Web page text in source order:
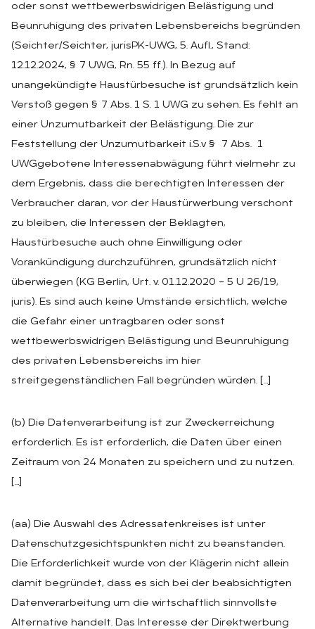
oder sonst wettbewerbswidrigen Belästigung und
Beunruhigung des privaten Lebensbereichs begründen
(Seichter/Seichter, jurisPK-UWG, 5. Aufl., Stand:
12.12.2024, § 7 UWG, Rn. 55 ff.). In Bezug auf
unangekündigte Haustürbesuche ist grundsätzlich kein
Verstoß gegen § 7 Abs. 1 S. 1 UWG zu sehen. Es fehlt an
einer Unzumutbarkeit der Belästigung. Die zur
Feststellung der Unzumutbarkeit i.S.v § 7 Abs. 1
UWGgebotene Interessenabwägung führt vielmehr zu
dem Ergebnis, dass die berechtigten Interessen der
Verbraucher daran, vor der Haustürwerbung verschont
zu bleiben, die Interessen der Beklagten,
Haustürbesuche auch ohne Einwilligung oder
Vorankündigung durchzuführen, grundsätzlich nicht
überwiegen (KG Berlin, Urt. v. 01.12.2020 – 5 U 26/19,
juris). Es sind auch keine Umstände ersichtlich, welche
die Gefahr einer untragbaren oder sonst
wettbewerbswidrigen Belästigung und Beunruhigung
des privaten Lebensbereichs im hier
streitgegenständlichen Fall begründen würden. […]
(b) Die Datenverarbeitung ist zur Zweckerreichung
erforderlich. Es ist erforderlich, die Daten über einen
Zeitraum von 24 Monaten zu speichern und zu nutzen.
[…]
(aa) Die Auswahl des Adressatenkreises ist unter
Datenschutzgesichtspunkten nicht zu beanstanden.
Die Erforderlichkeit wurde von der Klägerin nicht allein
damit begründet, dass es sich bei der beabsichtigten
Datenverarbeitung um die wirtschaftlich sinnvollste
Alternative handelt. Das Interesse der Direktwerbung